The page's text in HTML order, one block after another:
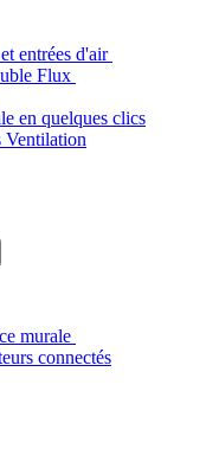
entrées d'air
Flux
en quelques clics
Ventilation
murale
connectés